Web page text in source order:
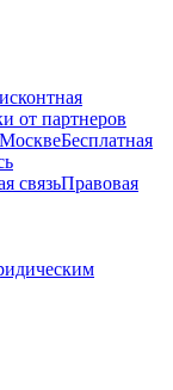
от партнеров
Бесплатная
связьПравовая